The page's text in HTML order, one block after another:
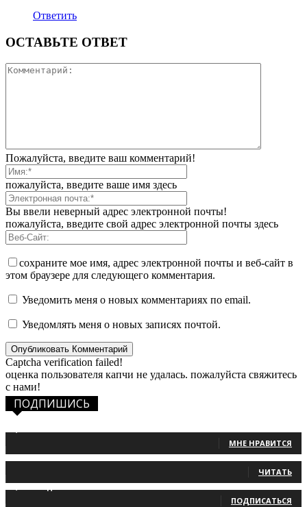
Ответить
ОСТАВЬТЕ ОТВЕТ
Пожалуйста, введите ваш комментарий!
пожалуйста, введите ваше имя здесь
Вы ввели неверный адрес электронной почты!
пожалуйста, введите свой адрес электронной почты здесь
сохраните мое имя, адрес электронной почты и веб-сайт в
этом браузере для следующего комментария.
Уведомить меня о новых комментариях по email.
Уведомлять меня о новых записях почтой.
Captcha verification failed!
оценка пользователя капчи не удалась. пожалуйста свяжитесь
с нами!
ПОДПИШИСЬ
МНЕ НРАВИТСЯ
ЧИТАТЬ
ПОДПИСАТЬСЯ